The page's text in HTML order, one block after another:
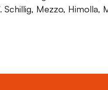
Mezzo, Himolla,